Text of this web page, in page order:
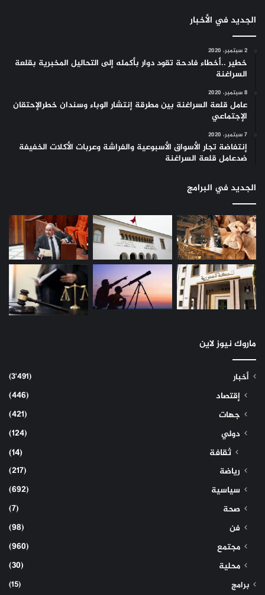
الجديد في الأخبار
2 سبتمبر، 2020
خطير ..أخطاء فادحة تقود دوار بأكمله إلى التحاليل المخبرية بقلعة
السراغنة
8 سبتمبر، 2020
عامل قلعة السراغنة بين مطرقة إنتشار الوباء وسندان خطرالإحتقان
الإجتماعي
7 سبتمبر، 2020
إنتفاضة تجار الأسواق الأسبوعية والفراشة وعربات الأكلات الخفيفة
ضدعامل قلعة السراغنة
الجديد في البرامج
ماروك نيوز لاين
أخبار (3٬491)
إقتصاد
(446)
جهات
(421)
دولي
(124)
ثقافة (14)
رياضة
(217)
سياسية
(692)
صحة
(7)
فن
(98)
مجتمع
(960)
محلية
(30)
برامج (15)